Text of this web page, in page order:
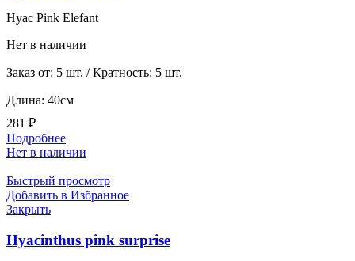
Hyac Pink Elefant
Нет в наличии
Заказ от: 5 шт. / Кратность: 5 шт.
Длина: 40см
281 ₽
Подробнее
Нет в наличии
Быстрый просмотр
Добавить в Избранное
Закрыть
Hyacinthus pink surprise